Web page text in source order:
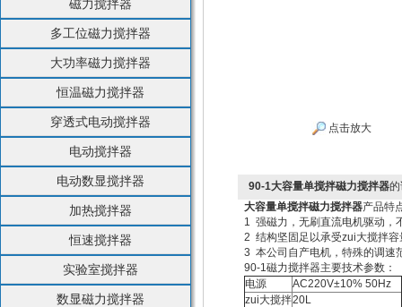
磁力搅拌器
多工位磁力搅拌器
大功率磁力搅拌器
恒温磁力搅拌器
穿透式电动搅拌器
电动搅拌器
电动数显搅拌器
加热搅拌器
恒速搅拌器
实验室搅拌器
数显磁力搅拌器
点击放大
90-1大容量单搅拌磁力搅拌器
大容量单搅拌磁力搅拌器产品特
1 强磁力，无刷直流电机驱动，
2 结构坚固足以承受zui大搅拌容
3 本公司自产电机，特殊的调速
90-1磁力搅拌器主要技术参数：
电源
AC220V±10% 50Hz
zui大搅拌20L